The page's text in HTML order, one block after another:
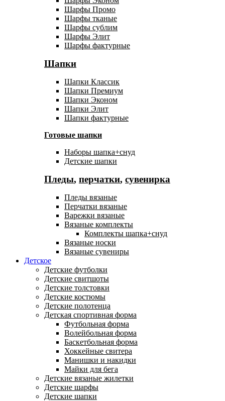
Шарфы Промо
Шарфы тканые
Шарфы сублим
Шарфы Элит
Шарфы фактурные
Шапки
Шапки Классик
Шапки Премиум
Шапки Эконом
Шапки Элит
Шапки фактурные
Готовые шапки
Наборы шапка+снуд
Детские шапки
Пледы, перчатки, сувенирка
Пледы вязаные
Перчатки вязаные
Варежки вязаные
Вязаные комплекты
Комплекты шапка+снуд
Вязаные носки
Вязаные сувениры
Детское
Детские футболки
Детские свитшоты
Детские толстовки
Детские костюмы
Детские полотенца
Детская спортивная форма
Футбольная форма
Волейбольная форма
Баскетбольная форма
Хоккейные свитера
Манишки и накидки
Майки для бега
Детские вязаные жилетки
Детские шарфы
Детские шапки